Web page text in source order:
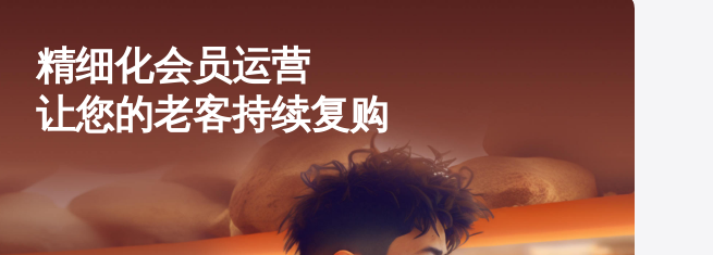
精细化会员运营
让您的老客持续复购